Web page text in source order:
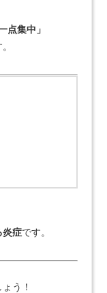
点集中」
炎症です。
う！